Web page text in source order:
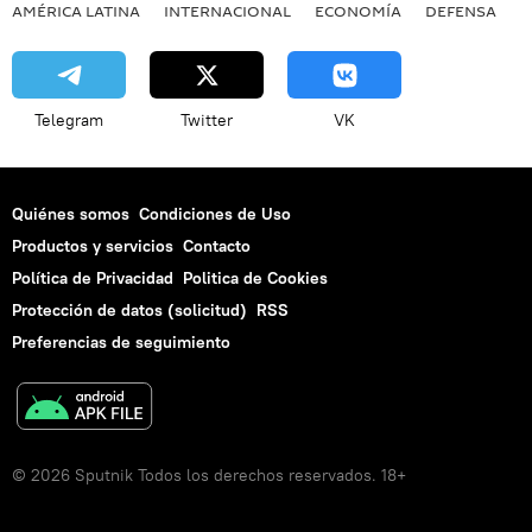
AMÉRICA LATINA INTERNACIONAL ECONOMÍA DEFENSA
Telegram Twitter VK
Quiénes somos Condiciones de Uso
Productos y servicios Contacto
Política de Privacidad Politica de Cookies
Protección de datos (solicitud) RSS
Preferencias de seguimiento
© 2026 Sputnik Todos los derechos reservados. 18+